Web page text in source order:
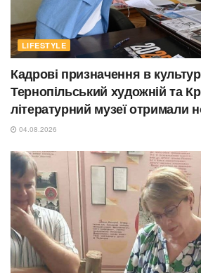
LIFESTYLE
Кадрові призначення в
Тернопільський художній та
літературний музеї отримали
04.08.2026